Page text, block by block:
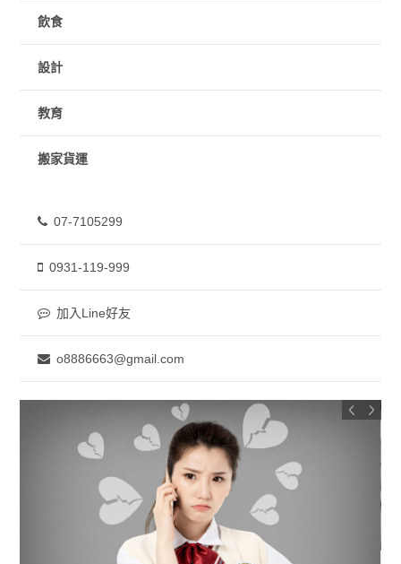
飲食
設計
教育
搬家貨運
07-7105299
0931-119-999
加入Line好友
o8886663@gmail.com